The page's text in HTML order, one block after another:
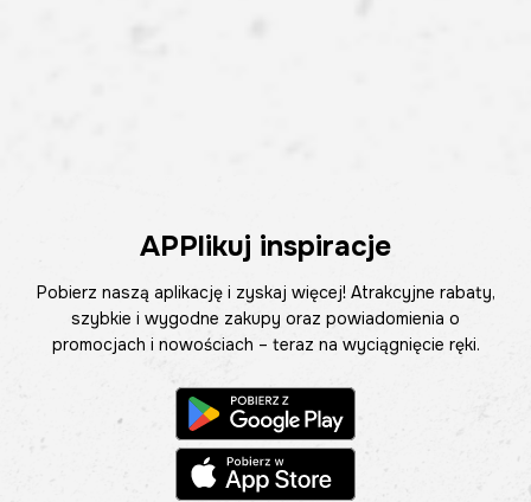
APPlikuj inspiracje
Pobierz naszą aplikację i zyskaj więcej! Atrakcyjne rabaty,
szybkie i wygodne zakupy oraz powiadomienia o
promocjach i nowościach – teraz na wyciągnięcie ręki.